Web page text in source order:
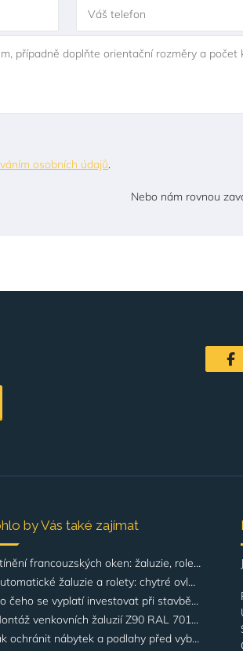
Váš telefon
případně doplňte orientační rozměry a počet
osobních údajů.
Nebo nám rovnou
by Vás také zajímat
Stínění francouzských oken: žaluzie, rolety, screeny | GATO
Automatické žaluzie a rolety: chytré ovládání | GATO
Do čeho se vyplatí investovat při stavbě domu? Odborníci upozorňují na stínění oken
Montáž venkovních žaluzií Z90 RAL 7016 na rodinných domech | Případová studie
Jak ochránit nábytek a podlahy před vyblednutím od slunce